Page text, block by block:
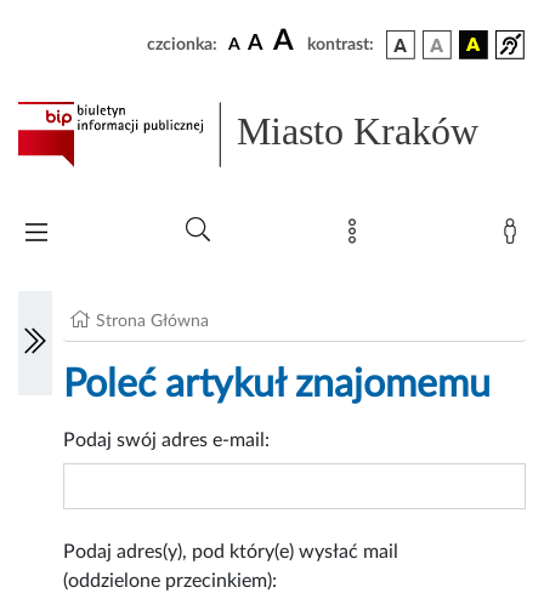
czcionka: A A A kontrast:
Miasto Kraków
Strona Główna
Poleć artykuł znajomemu
Podaj swój adres e-mail:
Podaj adres(y), pod który(e) wysłać mail
(oddzielone przecinkiem):